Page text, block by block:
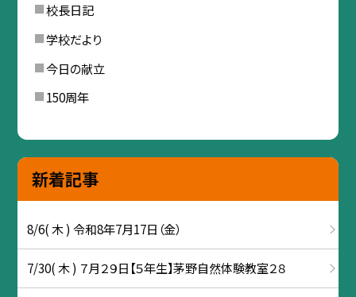
校長日記
学校だより
今日の献立
150周年
新着記事
8/6( 木 ) 令和8年7月17日（金）
7/30( 木 ) ７月２９日【５年生】茅野自然体験教室２８